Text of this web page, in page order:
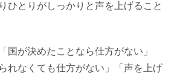
ひとりがしっかりと声を上げること
国が決めたことなら仕方がない」
れなくても仕方がない」「声を上げ